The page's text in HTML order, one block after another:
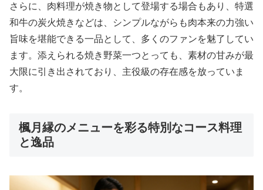
さらに、肉料理が焼き物として登場する場合もあり、特選
和牛の炭火焼きなどは、シンプルながらも肉本来の力強い
旨味を堪能できる一品として、多くのファンを魅了してい
ます。添えられる焼き野菜一つとっても、素材の甘みが最
大限に引き出されており、主役級の存在感を放っていま
す。
楓月縁のメニューを彩る特別なコース料理
と逸品